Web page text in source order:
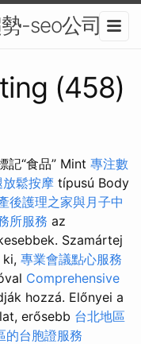
-seo公司
(458)
記“食品” Mint 專注數
放鬆按摩 típusú Body
後護理之家與月子中
所服務 az
Szamártej
ki, 專業會議點心服務
Comprehensive
hozzá. Előnyei a
erősebb 台北地區
的台胞證服務